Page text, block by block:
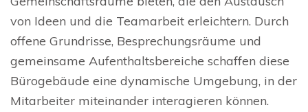
von Ideen und die Teamarbeit erleichtern. Durch
offene Grundrisse, Besprechungsräume und
gemeinsame Aufenthaltsbereiche schaffen diese
Bürogebäude eine dynamische Umgebung, in der
Mitarbeiter miteinander interagieren können.